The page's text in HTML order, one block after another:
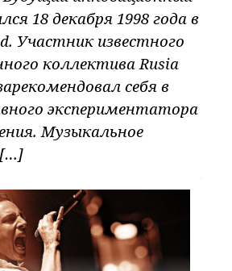
18 декабря 1998 года в
Участник известного
коллектива Rusia
себя в
экспериментатора
Музыкальное